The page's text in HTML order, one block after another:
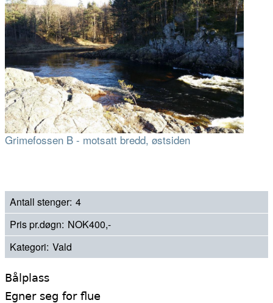
Grimefossen B - motsatt bredd, østsiden
Antall stenger 4
Pris pr.døgn NOK400,-
Kategori Vald
Bålplass
Egner seg for flue